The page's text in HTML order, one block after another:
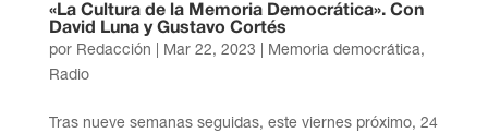
«La Cultura de la Memoria Democrática». Con
David Luna y Gustavo Cortés
por Redacción Mar 22, 2023 Memoria democrática,
Radio
Tras nueve semanas seguidas, este viernes próximo, 24